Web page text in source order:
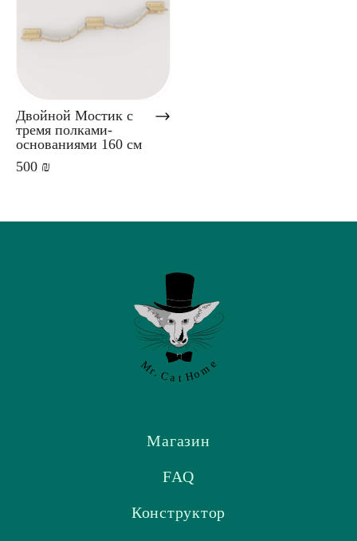
+972 54-555-0348
Двойной Мостик с
тремя полками-
основаниями 160 см
500 ₪
Магазин
FAQ
Конструктор